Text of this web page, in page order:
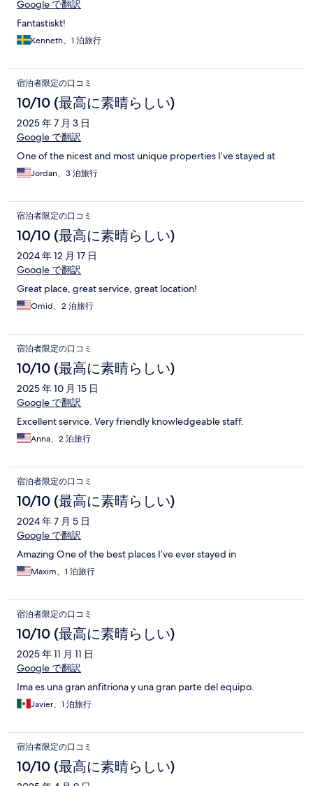
Google で翻訳
Fantastiskt!
Kenneth、1 泊旅行
宿泊者限定の口コミ
10/10 (最高に素晴らしい)
2025 年 7 月 3 日
Google で翻訳
One of the nicest and most unique properties I’ve stayed at
Jordan、3 泊旅行
宿泊者限定の口コミ
10/10 (最高に素晴らしい)
2024 年 12 月 17 日
Google で翻訳
Great place, great service, great location!
Omid、2 泊旅行
宿泊者限定の口コミ
10/10 (最高に素晴らしい)
2025 年 10 月 15 日
Google で翻訳
Excellent service. Very friendly knowledgeable staff.
Anna、2 泊旅行
宿泊者限定の口コミ
10/10 (最高に素晴らしい)
2024 年 7 月 5 日
Google で翻訳
Amazing One of the best places I’ve ever stayed in
Maxim、1 泊旅行
宿泊者限定の口コミ
10/10 (最高に素晴らしい)
2025 年 11 月 11 日
Google で翻訳
Ima es una gran anfitriona y una gran parte del equipo.
Javier、1 泊旅行
宿泊者限定の口コミ
10/10 (最高に素晴らしい)